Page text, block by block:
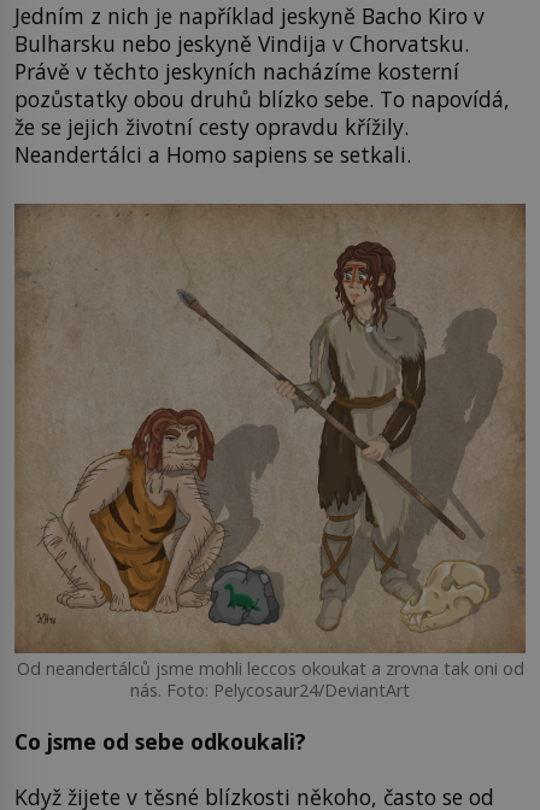
Jedním z nich je například jeskyně Bacho Kiro v
Bulharsku nebo jeskyně Vindija v Chorvatsku.
Právě v těchto jeskyních nacházíme kosterní
pozůstatky obou druhů blízko sebe. To napovídá,
že se jejich životní cesty opravdu křížily.
Neandertálci a Homo sapiens se setkali.
Od neandertálců jsme mohli leccos okoukat a zrovna tak oni od
nás. Foto: Pelycosaur24/DeviantArt
Co jsme od sebe odkoukali?
Když žijete v těsné blízkosti někoho, často se od